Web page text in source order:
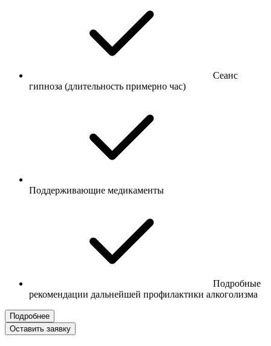
Сеанс
гипноза (длительность примерно час)
Поддерживающие медикаменты
Подробные
рекомендации дальнейшей профилактики алкоголизма
Подробнее
Оставить заявку